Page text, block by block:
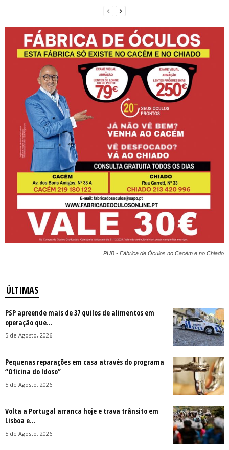
PUB - Fábrica de Óculos no Cacém e no Chiado
ÚLTIMAS
PSP apreende mais de 37 quilos de alimentos em
operação que...
5 de Agosto, 2026
Pequenas reparações em casa através do programa
“Oficina do Idoso”
5 de Agosto, 2026
Volta a Portugal arranca hoje e trava trânsito em
Lisboa e...
5 de Agosto, 2026